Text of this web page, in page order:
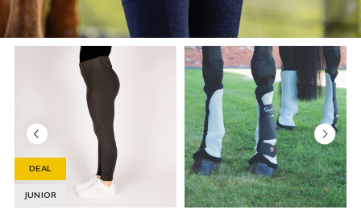
DEAL
JUNIOR